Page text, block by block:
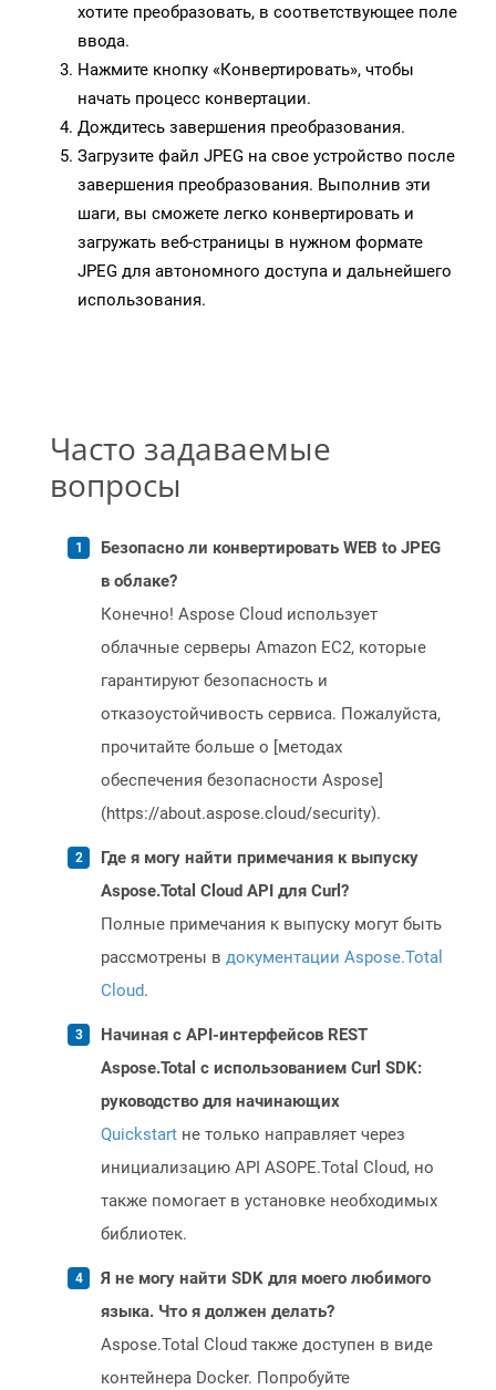
хотите преобразовать, в соответствующее поле
ввода.
Нажмите кнопку «Конвертировать», чтобы
начать процесс конвертации.
Дождитесь завершения преобразования.
Загрузите файл JPEG на свое устройство после
завершения преобразования. Выполнив эти
шаги, вы сможете легко конвертировать и
загружать веб-страницы в нужном формате
JPEG для автономного доступа и дальнейшего
использования.
Часто задаваемые
вопросы
Безопасно ли конвертировать WEB to JPEG
в облаке?
Конечно! Aspose Cloud использует
облачные серверы Amazon EC2, которые
гарантируют безопасность и
отказоустойчивость сервиса. Пожалуйста,
прочитайте больше о [методах
обеспечения безопасности Aspose]
(https://about.aspose.cloud/security).
Где я могу найти примечания к выпуску
Aspose.Total Cloud API для Curl?
Полные примечания к выпуску могут быть
рассмотрены в документации Aspose.Total
Cloud.
Начиная с API-интерфейсов REST
Aspose.Total с использованием Curl SDK:
руководство для начинающих
Quickstart не только направляет через
инициализацию API ASOPE.Total Cloud, но
также помогает в установке необходимых
библиотек.
Я не могу найти SDK для моего любимого
языка. Что я должен делать?
Aspose.Total Cloud также доступен в виде
контейнера Docker. Попробуйте